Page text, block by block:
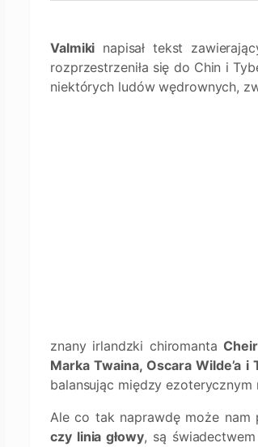
Valmiki napisał tekst
rozprzestrzeniła się do Chin i
niektórych ludów wędrownych,
znany irlandzki chiromanta
Marka Twaina, Oscara Wilde’a i
balansując między
Ale co tak naprawdę może nam
czy linia głowy, są